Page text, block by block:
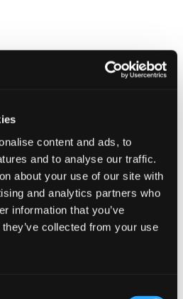
content and ads, to
and to analyse our traffic.
about your use of our site with
and analytics partners who
information that you’ve
collected from your use
Perfect Te groot
MAAT